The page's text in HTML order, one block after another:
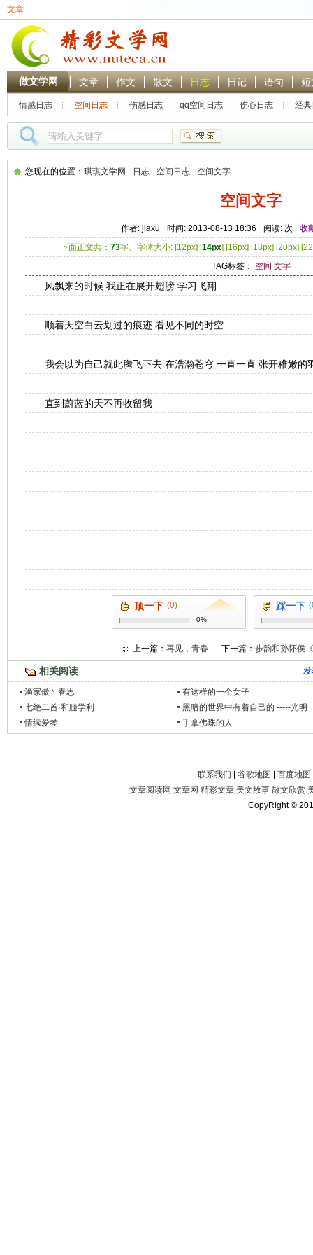
文章
做文学网 文章 作文 散文 日志 日记 语句 短
情感日志 空间日志 伤感日志 qq空间日志 伤心日志 经
热门搜索：林黛玉
贾
您现在的位置： 琪琪文学网 - 日志 - 空间日志 - 空间文字
空间文字
作者: jiaxu 时间: 2013-08-13 18:36 阅读: 次
收
下面正文共： 73字、字体大小: [12px] [14px] [16px] [18px] [20px] [
TAG标签：
空间 文字
风飘来的时候 我正在展开翅膀 学习飞翔
顺着天空白云划过的痕迹 看见不同的时空
我会以为自己就此腾飞下去 在浩瀚苍穹 一直一直 张开稚嫩的
直到蔚蓝的天不再收留我
顶一下 (0)
0%
踩一下
上一篇： 再见，青春 下一篇： 步韵和孙怀侯
相关阅读
渔家傲丶春思
有这样的一个女子
七绝二首·和膸学利
黑暗的世界中有着自己的 -----光明
情续爱琴
手拿佛珠的人
联系我们 谷歌地图 百度地图
文章阅读网 文章网 精彩文章 美文故事 散文欣赏
CopyRight ©